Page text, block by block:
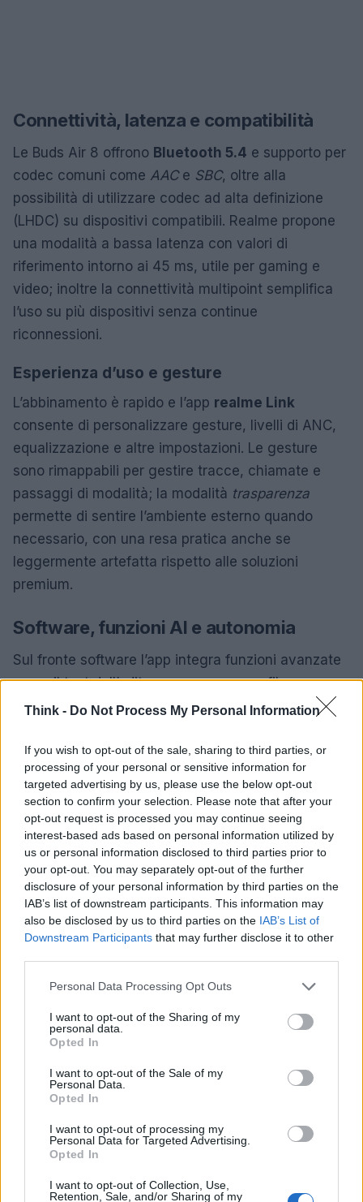
Think - Do Not Process My Personal Information
If you wish to opt-out of the sale, sharing to third parties, or
processing of your personal or sensitive information for
targeted advertising by us, please use the below opt-out
section to confirm your selection. Please note that after your
opt-out request is processed you may continue seeing
interest-based ads based on personal information utilized by
us or personal information disclosed to third parties prior to
your opt-out. You may separately opt-out of the further
disclosure of your personal information by third parties on the
IAB’s list of downstream participants. This information may
also be disclosed by us to third parties on the IAB’s List of
Downstream Participants that may further disclose it to other
Please note that this website/app uses one or more Google
not limited to your visit or usage behaviour. You may click to
grant or deny consent to Google and its third-party tags to
use your data for below specified purposes in below Google
consent section.
Personal Data Processing Opt Outs
I want to opt-out of the Sharing of my
personal data.
Opted In
I want to opt-out of the Sale of my
Personal Data.
Opted In
I want to opt-out of processing my
Personal Data for Targeted Advertising.
Opted In
I want to opt-out of Collection, Use,
Retention, Sale, and/or Sharing of my
Connettività, latenza e compatibilità
Le Buds Air 8 offrono Bluetooth 5.4 e supporto per
codec comuni come AACe SBC, oltre alla
possibilità di utilizzare codec ad alta definizione
(LHDC) su dispositivi compatibili. Realme propone
una modalità a bassa latenza con valori di
riferimento intorno ai 45 ms, utile per gaming e
video; inoltre la connettività multipoint semplifica
l’uso su più dispositivi senza continue
riconnessioni.
Esperienza d’uso e gesture
L’abbinamento è rapido e l’app realme Link
consente di personalizzare gesture, livelli di ANC,
equalizzazione e altre impostazioni. Le gesture
sono rimappabili per gestire tracce, chiamate e
passaggi di modalità; la modalità trasparenza
permette di sentire l’ambiente esterno quando
necessario, con una resa pratica anche se
leggermente artefatta rispetto alle soluzioni
premium.
Software, funzioni AI e autonomia
Sul fronte software l’app integra funzioni avanzate
come il test dell’udito per creare un profilo
personalizzato ( Suono Personalizzato), l’algoritmo
audio spaziale 3De strumenti basati su intelligenza
artificiale come l’AI Live Translatore la modalità
MindFlow per rumori bianchi e concentrazione.
Queste aggiunte elevano l’esperienza oltre la
semplice riproduzione musicale.
Autonomia e ricarica
La gestione energetica è competitiva: con ANC
attivo si attestano intorno alle 6-7 ore per carica,
auricolare monta una cella da 62 mAh e la ricarica
rapida garantisce ore di ascolto con pochi minuti
nel case.
Prezzo, colorazioni e conclusione
In Italia il prezzo di listino è 79,99 euro ma spesso
quel livello le Buds Air 8 diventano molto